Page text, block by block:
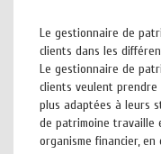
Le gestionnaire de
clients dans les
Le gestionnaire de
clients veulent
plus adaptées à leurs
de patrimoine travaille
organisme financier,